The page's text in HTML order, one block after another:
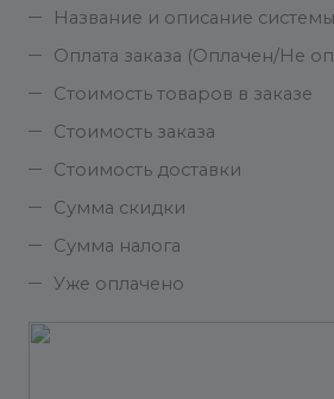
Название и описание
Оплата заказа (Оплачен/Не
Стоимость товаров в заказе
Стоимость заказа
Стоимость доставки
Сумма скидки
Сумма налога
Уже оплачено